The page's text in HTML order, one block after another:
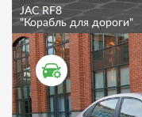
JAC RF8
"Корабль для дороги"
ТЕСТ ДРАЙВ